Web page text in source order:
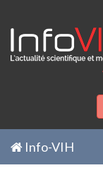
Info-VIH
Panneau de gestion